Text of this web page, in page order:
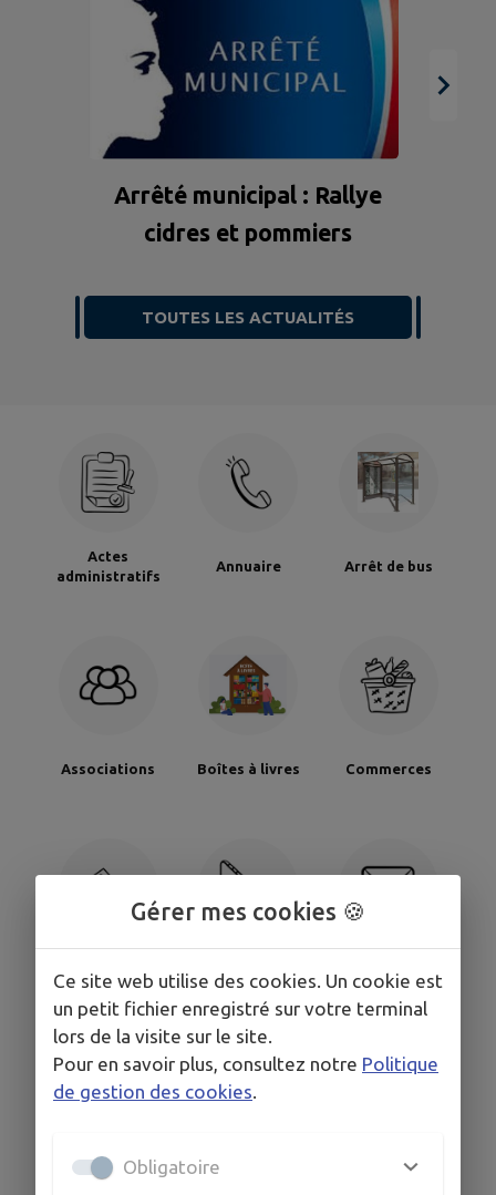
conditions de sécheresse. A
compter du 30 juillet et ce jusqu'au
30 août 2026
Arrêté municipal : Rallye
cidres et pommiers
TOUTES LES ACTUALITÉS
Actes
administratifs
Annuaire Arrêt de bus
Associations Boîtes à livres Commerces
culturels
scolaires
contact
Le journal
municipal
Salle Augustin
Salle Cécile
Gérer mes cookies 🍪
Ce site web utilise des cookies. Un cookie est
un petit fichier enregistré sur votre terminal
lors de la visite sur le site.
Pour en savoir plus, consultez notre Politique
de gestion des cookies
Obligatoire